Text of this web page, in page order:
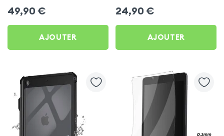
Apple iPad 8 2020
49,90 €
AJOUTER
Veille Noir pour Apple
iPad 8 2020
24,90 €
AJOUTER